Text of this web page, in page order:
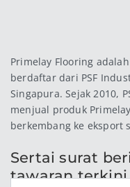
Primelay Flooring
berdaftar dari PSF
Singapura. Sejak 2010,
menjual produk
berkembang ke eksport
Sertai surat
tawaran terkini